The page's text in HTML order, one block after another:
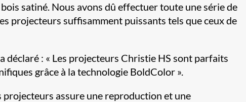
satiné. Nous avons dû effectuer toute une série de
projecteurs suffisamment puissants tels que ceux de
déclaré : « Les projecteurs Christie HS sont parfaits
grâce à la technologie BoldColor ».
projecteurs assure une reproduction et une